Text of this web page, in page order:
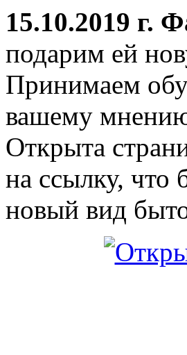
15.10.2019 г.
подарим ей
Принимаем
вашему
Открыта
на ссылку, что
новый вид